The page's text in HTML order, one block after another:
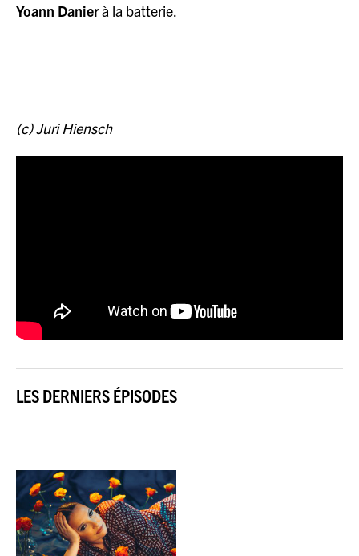
Yoann Danierà la batterie.
(c) Juri Hiensch
LES DERNIERS ÉPISODES